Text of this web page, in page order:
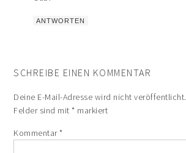
ANTWORTEN
SCHREIBE EINEN KOMMENTAR
Deine E-Mail-Adresse wird nicht veröffentlicht.
Felder sind mit* markiert
Kommentar*